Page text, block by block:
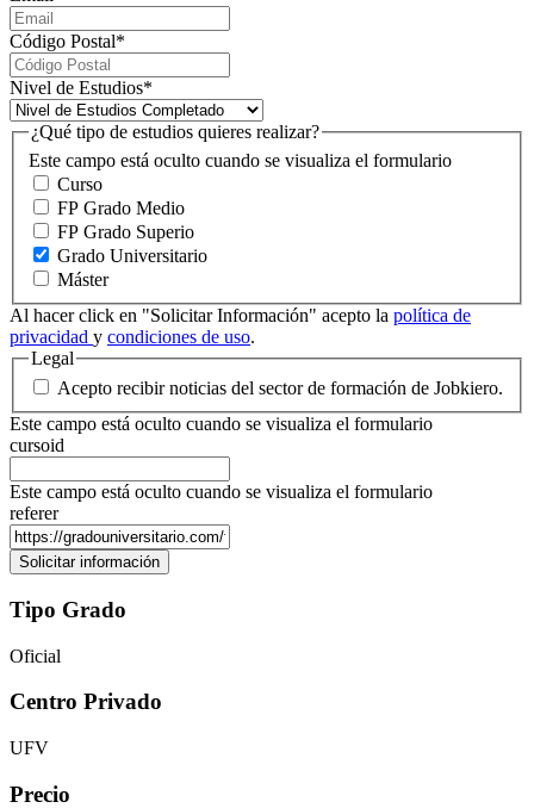
Código Postal*
Nivel de Estudios*
Este campo está oculto cuando se visualiza el formulario
¿Qué tipo de estudios quieres realizar?
Curso
FP Grado Medio
FP Grado Superio
Grado Universitario
Máster
Al hacer click en "Solicitar Información" acepto la política de
privacidad y condiciones de uso.
Legal
Acepto recibir noticias del sector de formación de Jobkiero.
Este campo está oculto cuando se visualiza el formulario
cursoid
Este campo está oculto cuando se visualiza el formulario
referer
Tipo Grado
Oficial
Centro Privado
UFV
Precio